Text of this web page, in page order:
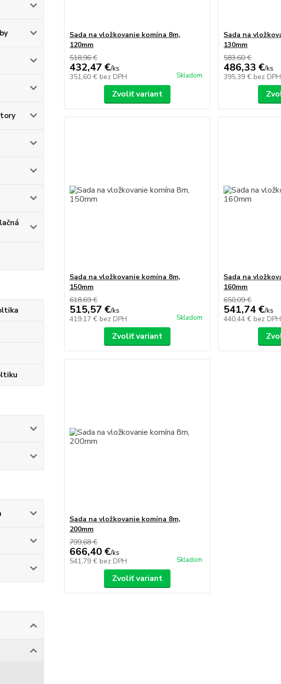
Sada na vložkovanie komína 8m,
120mm
518,96 €
432,47 €/ks
351,60 € bez DPH Skladom
Zvoliť variant
Sada na
130mm
583,60 €
486,33 €/ks
395,39 € bez DPH
Sada na vložkovanie komína 8m,
150mm
618,69 €
515,57 €/ks
419,17 € bez DPH Skladom
Zvoliť variant
Sada na
160mm
650,09 €
541,74 €/ks
440,44 € bez DPH
Sada na vložkovanie komína 8m,
200mm
799,68 €
666,40 €/ks
541,79 € bez DPH Skladom
Zvoliť variant